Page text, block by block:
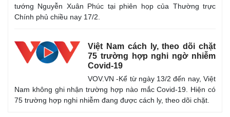
tướng Nguyễn Xuân Phúc tại phiên họp của Thường trực
Chính phủ chiều nay 17/2.
Việt Nam cách ly, theo dõi chặt
75 trường hợp nghi ngờ nhiễm
Covid-19
VOV.VN -Kể từ ngày 13/2 đến nay, Việt
Nam không ghi nhận trường hợp nào mắc Covid-19. Hiện có
75 trường hợp nghi nhiễm đang được cách ly, theo dõi chặt.